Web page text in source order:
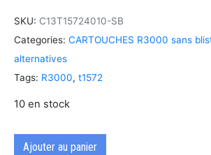
SKU: C13T15724010-SB
Categories: CARTOUCHES R3000 sans
alternatives
Tags: R3000, t1572
10 en stock
Ajouter au panier